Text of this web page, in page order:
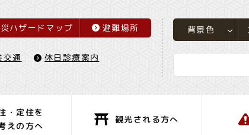
ハザードマップ 避難場所
交通 休日診療案内
背景色
・定住を
えの方へ
観光される方へ